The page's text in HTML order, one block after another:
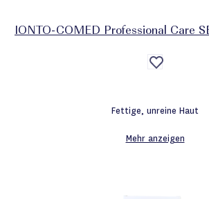
IONTO-COMED Professional Care
Auf
die
Fettige, unreine Haut
Mehr anzeigen